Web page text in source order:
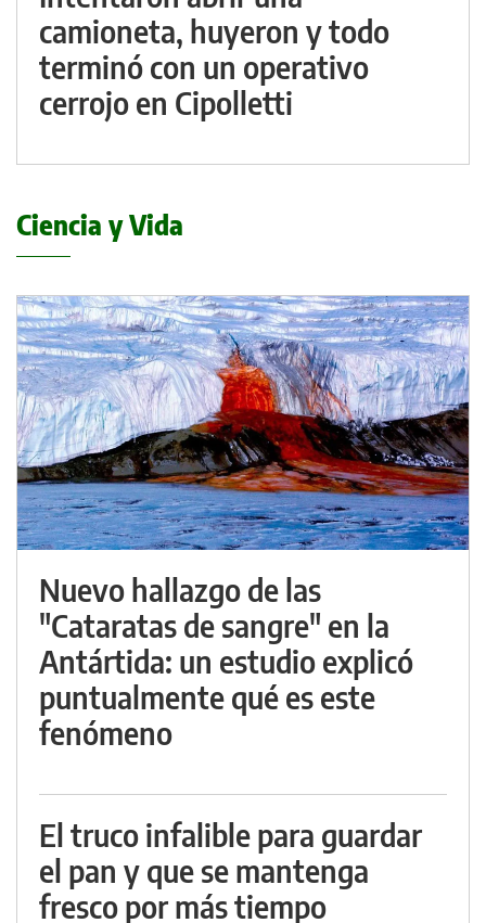
camioneta, huyeron y todo
terminó con un operativo
cerrojo en Cipolletti
Ciencia y Vida
Nuevo hallazgo de las
"Cataratas de sangre" en la
Antártida: un estudio explicó
puntualmente qué es este
fenómeno
El truco infalible para guardar
el pan y que se mantenga
fresco por más tiempo